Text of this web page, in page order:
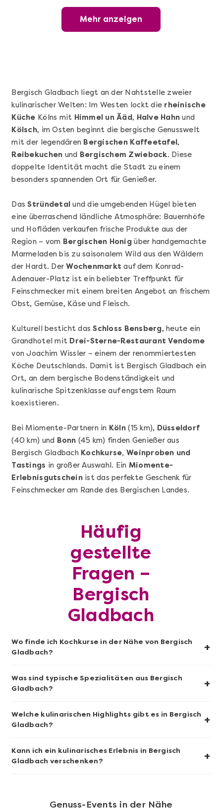
Hamburg erschmecken
Mehr anzeigen
Nürnberg erschmecken
Mehr anzeigen
Offene Weinprobe
Mehr anzeigen
Grundkurs Sushi
Mehr anzeigen
Bergisch Gladbach liegt an der Nahtstelle zweier
kulinarischer Welten: Im Westen lockt die rheinische
Küche Kölns mit Himmel un Ääd, Halve Hahn und
Kölsch, im Osten beginnt die bergische Genusswelt
mit der legendären Bergischen Kaffeetafel,
Reibekuchen und Bergischem Zwieback. Diese
doppelte Identität macht die Stadt zu einem
besonders spannenden Ort für Genießer.
DasStründetal und die umgebenden Hügel bieten
eine überraschend ländliche Atmosphäre: Bauernhöfe
und Hofläden verkaufen frische Produkte aus der
Region – vom Bergischen Honig über handgemachte
Marmeladen bis zu saisonalem Wild aus den Wäldern
der Hardt. DerWochenmarkt auf dem Konrad-
Adenauer-Platz ist ein beliebter Treffpunkt für
Feinschmecker mit einem breiten Angebot an frischem
Obst, Gemüse, Käse und Fleisch.
Kulturell besticht dasSchloss Bensberg, heute ein
Grandhotel mit Drei-Sterne-Restaurant Vendome
von Joachim Wissler – einem der renommiertesten
Köche Deutschlands. Damit ist Bergisch Gladbach ein
Ort, an dem bergische Bodenständigkeit und
kulinarische Spitzenklasse auf engstem Raum
koexistieren.
Bei Miomente-Partnern in Köln(15 km), Düsseldorf
(40 km) und Bonn (45 km) finden Genießer aus
Bergisch Gladbach Kochkurse, Weinproben und
Tastings in großer Auswahl. Ein Miomente-
Erlebnisgutscheinist das perfekte Geschenk für
Feinschmecker am Rande des Bergischen Landes.
Häufig
gestellte
Fragen –
Bergisch
Gladbach
Wo finde ich Kochkurse in der Nähe von Bergisch
Gladbach?
+
Was sind typische Spezialitäten aus Bergisch
Gladbach?
+
Welche kulinarischen Highlights gibt es in Bergisch
Gladbach?
+
Kann ich ein kulinarisches Erlebnis in Bergisch
Gladbach verschenken?
+
Genuss-Events in der Nähe